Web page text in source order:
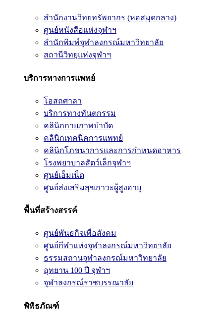
สำนักงานวิทยทรัพยากร (หอสมุดกลาง)
ศูนย์หนังสือแห่งจุฬาฯ
สำนักพิมพ์จุฬาลงกรณ์มหาวิทยาลัย
สถานีวิทยุแห่งจุฬาฯ
บริการทางการแพทย์
โอสถศาลา
บริการทางทันตกรรม
คลินิกกายภาพบำบัด
คลินิกเทคนิคการแพทย์
คลินิกโภชนาการและการกำหนดอาหาร
โรงพยาบาลสัตว์เล็กจุฬาฯ
ศูนย์เอ็มเน็ต
ศูนย์ส่งเสริมสุขภาวะผู้สูงอายุ
พื้นที่สร้างสรรค์
ศูนย์พันธกิจเพื่อสังคม
ศูนย์กีฬาแห่งจุฬาลงกรณ์มหาวิทยาลัย
ธรรมสถานจุฬาลงกรณ์มหาวิทยาลัย
อุทยาน 100 ปี จุฬาฯ
จุฬาลงกรณ์ราชบรรณาลัย
พิพิธภัณฑ์